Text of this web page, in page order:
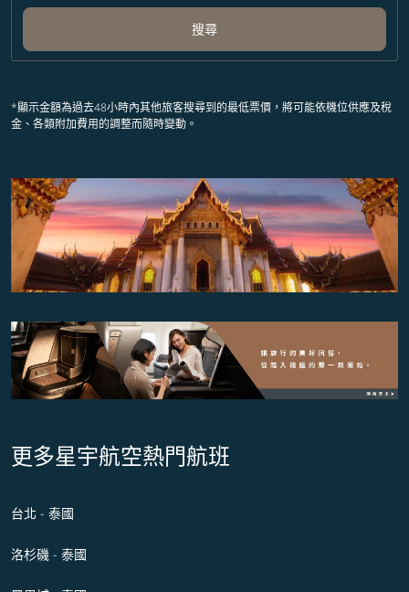
搜尋
*顯示金額為過去48小時內其他旅客搜尋到的最低票價，將可能依機位供應及稅
金、各類附加費用的調整而隨時變動。
更多星宇航空熱門航班
台北 - 泰國
洛杉磯 - 泰國